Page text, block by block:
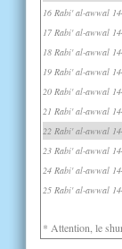
16 Rabi' al-awwal
17 Rabi' al-awwal
18 Rabi' al-awwal
19 Rabi' al-awwal
20 Rabi' al-awwal
21 Rabi' al-awwal
22 Rabi' al-awwal
23 Rabi' al-awwal
24 Rabi' al-awwal
25 Rabi' al-awwal
* Attention, le